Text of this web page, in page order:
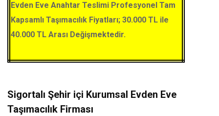
Evden Eve Anahtar Teslimi Profesyonel Tam
Kapsamlı Taşımacılık Fiyatları; 30.000 TL ile
40.000 TL Arası Değişmektedir.
Sigortalı Şehir içi Kurumsal Evden Eve
Taşımacılık Firması